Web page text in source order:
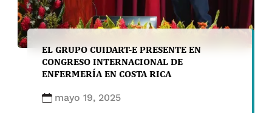
EL GRUPO CUIDART-E PRESENTE EN
CONGRESO INTERNACIONAL DE
ENFERMERÍA EN COSTA RICA
mayo 19, 2025